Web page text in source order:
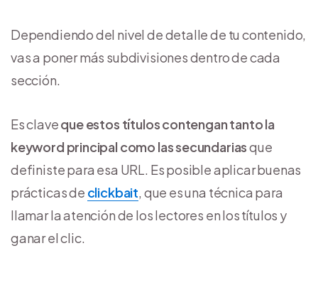
Dependiendo del nivel de detalle de tu contenido,
vas a poner más subdivisiones dentro de cada
sección.
Es claveque estos títulos contengan tanto la
keyword principal como las secundariasque
definiste para esa URL. Es posible aplicar buenas
prácticas de clickbait, que es una técnica para
llamar la atención de los lectores en los títulos y
ganar el clic.